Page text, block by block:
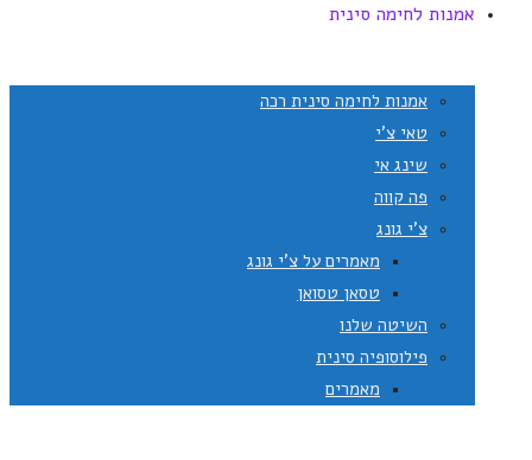
אמנות לחימה סינית
אמנות לחימה סינית רכה
טאי צ'י
שינג אי
פה קווה
צ'י גונג
מאמרים על צ'י גונג
טסאן טסואן
השיטה שלנו
פילוסופיה סינית
מאמרים